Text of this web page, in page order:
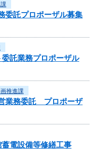
委託プロポーザル募集
託業務プロポーザル
推進課
業務委託 プロポーザ
蓄電設備等修繕工事